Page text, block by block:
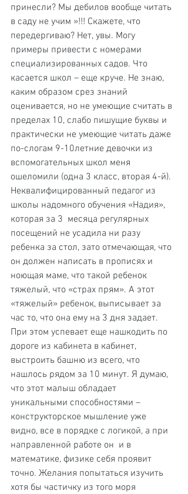
принесли? Мы дебилов вообще читать
в саду не учим »!!! Скажете, что
передергиваю? Нет, увы. Могу
примеры привести с номерами
специализированных садов. Что
касается школ – еще круче. Не знаю,
каким образом срез знаний
оценивается, но не умеющие считать в
пределах 10, слабо пишущие буквы и
практически не умеющие читать даже
по-слогам 9-10летние девочки из
вспомогательных школ меня
ошеломили (одна 3 класс, вторая 4-й).
Неквалифицированный педагог из
школы надомного обучения «Надия»,
которая за 3  месяца регулярных
посещений не усадила ни разу
ребенка за стол, зато отмечающая, что
он должен написать в прописях и
ноющая маме, что такой ребенок
тяжелый, что «страх прям». А этот
«тяжелый» ребенок, выписывает за
час то, что она ему на 3 дня задает.
При этом успевает еще нашкодить по
дороге из кабинета в кабинет,
выстроить башню из всего, что
нашлось рядом за 10 минут. Я думаю,
что этот малыш обладает
уникальными способностями –
конструкторское мышление уже
видно, все в порядке с логикой, а при
направленной работе он  и в
математике, физике себя проявит
точно. Желания попытаться изучить
хотя бы частичку из того моря